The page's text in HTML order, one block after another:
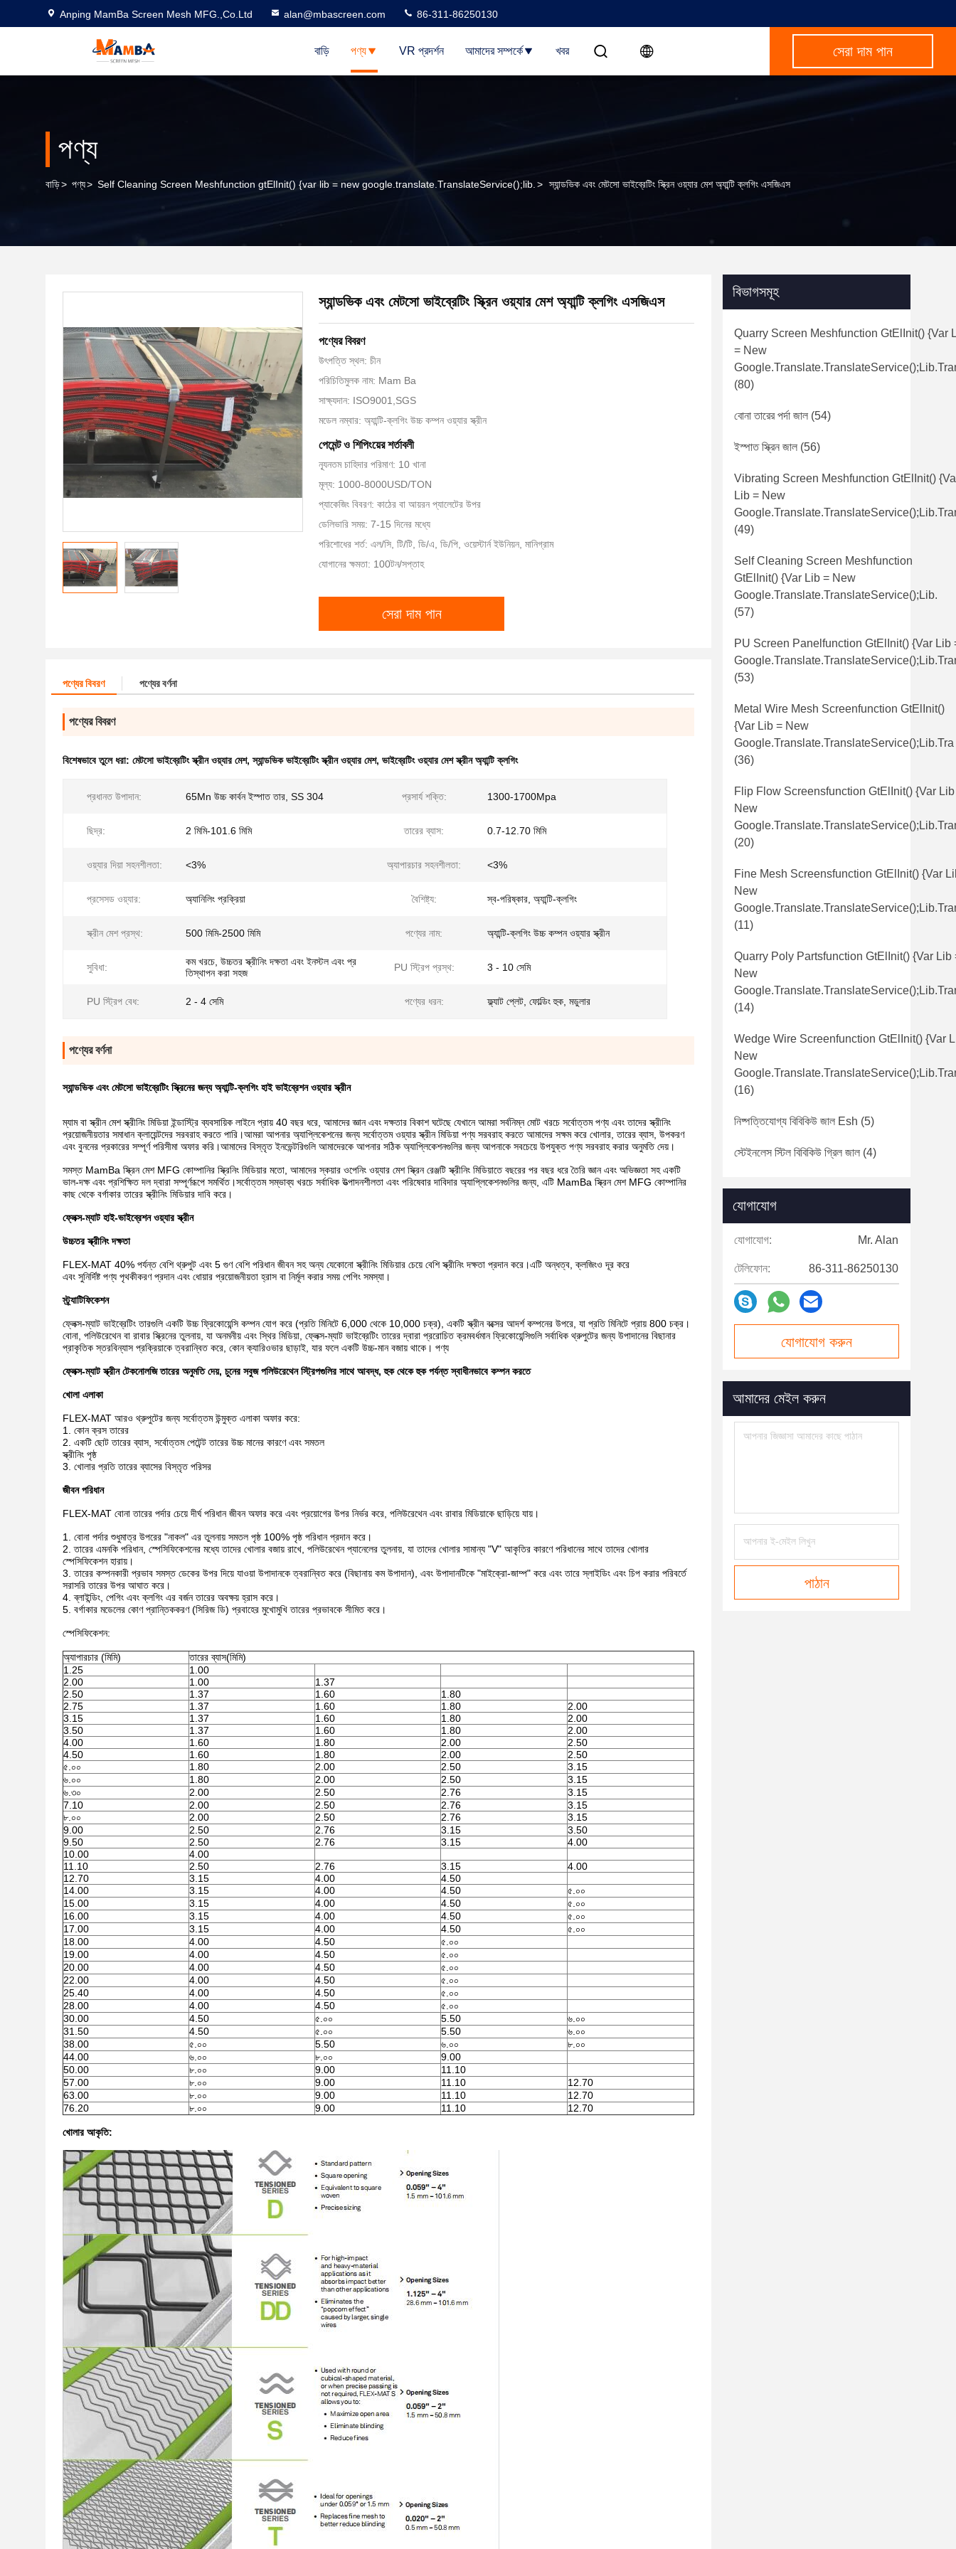
Anping MamBa Screen Mesh MFG.,Co.Ltd alan@mbascreen.com 86-311-86250130
বাড়ি পণ্য VR প্রদর্শন আমাদের সম্পর্কে খবর সেরা দাম পান
পণ্য
বাড়ি> পণ্য> Self Cleaning Screen Meshfunction gtElInit() {var lib = new google.translate.TranslateService();lib. > স্যান্ডভিক এবং মেটসো ভাইব্রেটিং স্ক্রিন ওয়্যার মেশ অ্যান্টি ক্লগিং এসজিএস
স্যান্ডভিক এবং মেটসো ভাইব্রেটিং স্ক্রিন ওয়্যার মেশ অ্যান্টি ক্লগিং এসজিএস
পণ্যের বিবরণ
উৎপত্তি স্থল: চীন
পরিচিতিমুলক নাম: Mam Ba
সাক্ষ্যদান: ISO9001,SGS
মডেল নম্বার: অ্যান্টি-ক্লগিং উচ্চ কম্পন ওয়্যার স্ক্রীন
পেমেন্ট ও শিপিংয়ের শর্তাবলী
ন্যূনতম চাহিদার পরিমাণ: 10 খানা
মূল্য: 1000-8000USD/TON
প্যাকেজিং বিবরণ: কাঠের বা আয়রন প্যালেটের উপর
ডেলিভারি সময়: 7-15 দিনের মধ্যে
পরিশোধের শর্ত: এল/সি, টি/টি, ডি/এ, ডি/পি, ওয়েস্টার্ন ইউনিয়ন, মানিগ্রাম
যোগানের ক্ষমতা: 100টন/সপ্তাহ
সেরা দাম পান
পণ্যের বিবরণ পণ্যের বর্ণনা
পণ্যের বিবরণ
বিশেষভাবে তুলে ধরা: মেটসো ভাইব্রেটিং স্ক্রীন ওয়্যার মেশ,স্যান্ডভিক ভাইব্রেটিং স্ক্রীন ওয়্যার মেশ, ভাইব্রেটিং ওয়্যার মেশ স্ক্রীন অ্যান্টি ক্লগিং
প্রধানত উপাদান: 65Mn উচ্চ কার্বন ইস্পাত তার, SS 304 প্রসার্য শক্তি: 1300-1700Mpa
ছিদ্র: 2 মিমি-101.6 মিমি তারের ব্যাস: 0.7-12.70 মিমি
ওয়্যার দিয়া সহনশীলতা: <3% অ্যাপারচার সহনশীলতা: <3%
প্রসেসড ওয়্যার: অ্যানিলিং প্রক্রিয়া বৈশিষ্ট্য: স্ব-পরিষ্কার, অ্যান্টি-ক্লগিং
স্ক্রীন মেশ প্রস্থ: 500 মিমি-2500 মিমি পণ্যের নাম: অ্যান্টি-ক্লগিং উচ্চ কম্পন ওয়্যার স্ক্রীন
সুবিধা:
কম খরচে, উচ্চতর স্ক্রীনিং দক্ষতা এবং ইনস্টল এবং প্র
তিস্থাপন করা সহজ
PU স্ট্রিপ প্রস্থ: 3 - 10 সেমি
PU স্ট্রিপ বেধ: 2 - 4 সেমি পণ্যের ধরন: ফ্ল্যাট প্লেট, ফোল্ডিং হুক, মডুলার
পণ্যের বর্ণনা
স্যান্ডভিক এবং মেটসো ভাইব্রেটিং স্ক্রিনের জন্য অ্যান্টি-ক্লগিং হাই ভাইব্রেশন ওয়্যার স্ক্রীন
ম্যাম বা স্ক্রীন মেশ স্ক্রীনিং মিডিয়া ইন্ডাস্ট্রি ব্যবসায়িক লাইনে প্রায় 40 বছর ধরে, আমাদের জ্ঞান এবং দক্ষতার বিকাশ ঘটেছে যেখানে আমরা সর্বনিম্ন মোট খরচে সর্বোত্তম পণ্য এবং তাদের স্ক্রীনিং
প্রয়োজনীয়তার সমাধান ক্লায়েন্টদের সরবরাহ করতে পারি।আমরা আপনার অ্যাপ্লিকেশনের জন্য সর্বোত্তম ওয়্যার স্ক্রীন মিডিয়া পণ্য সরবরাহ করতে আমাদের সক্ষম করে খোলার, তারের ব্যাস, উপকরণ
এবং বুননের প্রকারের সম্পূর্ণ পরিসীমা অফার করি।আমাদের বিস্তৃত ইনভেন্টরিগুলি আমাদেরকে আপনার সঠিক অ্যাপ্লিকেশনগুলির জন্য আপনাকে সবচেয়ে উপযুক্ত পণ্য সরবরাহ করার অনুমতি দেয়।
সমস্ত MamBa স্ক্রিন মেশ MFG কোম্পানির স্ক্রিনিং মিডিয়ার মতো, আমাদের স্কয়ার ওপেনিং ওয়্যার মেশ স্ক্রিন রেঞ্জটি স্ক্রীনিং মিডিয়াতে বছরের পর বছর ধরে তৈরি জ্ঞান এবং অভিজ্ঞতা সহ একটি
ভাল-দক্ষ এবং প্রশিক্ষিত দল দ্বারা সম্পূর্ণরূপে সমর্থিত।সর্বোত্তম সম্ভাব্য খরচে সর্বাধিক উত্পাদনশীলতা এবং পরিষেবার দাবিদার অ্যাপ্লিকেশনগুলির জন্য, এটি MamBa স্ক্রিন মেশ MFG কোম্পানির
কাছ থেকে বর্গাকার তারের স্ক্রীনিং মিডিয়ার দাবি করে।
ফ্লেক্স-ম্যাট হাই-ভাইব্রেশন ওয়্যার স্ক্রীন
উচ্চতর স্ক্রীনিং দক্ষতা
FLEX-MAT 40% পর্যন্ত বেশি থ্রুপুট এবং 5 গুণ বেশি পরিধান জীবন সহ অন্য যেকোনো স্ক্রীনিং মিডিয়ার চেয়ে বেশি স্ক্রীনিং দক্ষতা প্রদান করে।এটি অন্ধত্ব, ক্লজিংও দূর করে
এবং সুনির্দিষ্ট পণ্য পৃথকীকরণ প্রদান এবং ধোয়ার প্রয়োজনীয়তা হ্রাস বা নির্মূল করার সময় পেগিং সমস্যা।
স্ট্র্যাটিফিকেশন
ফ্লেক্স-ম্যাট ভাইব্রেটিং তারগুলি একটি উচ্চ ফ্রিকোয়েন্সি কম্পন যোগ করে (প্রতি মিনিটে 6,000 থেকে 10,000 চক্র), একটি স্ক্রীন বক্সের আদর্শ কম্পনের উপরে, যা প্রতি মিনিটে প্রায় 800 চক্র।
বোনা, পলিউরেথেন বা রাবার স্ক্রিনের তুলনায়, যা অনমনীয় এবং স্থির মিডিয়া, ফ্লেক্স-ম্যাট ভাইব্রেটিং তারের দ্বারা প্ররোচিত ক্রমবর্ধমান ফ্রিকোয়েন্সিগুলি সর্বাধিক থ্রুপুটের জন্য উপাদানের বিছানার
প্রাকৃতিক স্তরবিন্যাস প্রক্রিয়াকে ত্বরান্বিত করে, কোন ক্যারিওভার ছাড়াই, যার ফলে একটি উচ্চ-মান বজায় থাকে। পণ্য
ফ্লেক্স-ম্যাট স্ক্রীন টেকনোলজি তারের অনুমতি দেয়, চুনের সবুজ পলিউরেথেন স্ট্রিপগুলির সাথে আবদ্ধ, হুক থেকে হুক পর্যন্ত স্বাধীনভাবে কম্পন করতে
খোলা এলাকা
FLEX-MAT আরও থ্রুপুটের জন্য সর্বোত্তম উন্মুক্ত এলাকা অফার করে:
1. কোন ক্রস তারের
2. একটি ছোট তারের ব্যাস, সর্বোত্তম পেটেন্ট তারের উচ্চ মানের কারণে এবং সমতল
স্ক্রীনিং পৃষ্ঠ
3. খোলার প্রতি তারের ব্যাসের বিস্তৃত পরিসর
জীবন পরিধান
FLEX-MAT বোনা তারের পর্দার চেয়ে দীর্ঘ পরিধান জীবন অফার করে এবং প্রয়োগের উপর নির্ভর করে, পলিউরেথেন এবং রাবার মিডিয়াকে ছাড়িয়ে যায়।
1. বোনা পর্দার শুধুমাত্র উপরের "নাকল" এর তুলনায় সমতল পৃষ্ঠ 100% পৃষ্ঠ পরিধান প্রদান করে।
2. তারের এমনকি পরিধান, স্পেসিফিকেশনের মধ্যে তাদের খোলার বজায় রাখে, পলিউরেথেন প্যানেলের তুলনায়, যা তাদের খোলার সামান্য "V" আকৃতির কারণে পরিধানের সাথে তাদের খোলার
স্পেসিফিকেশন হারায়।
3. তারের কম্পনকারী প্রভাব সমস্ত ডেকের উপর দিয়ে যাওয়া উপাদানকে ত্বরান্বিত করে (বিছানায় কম উপাদান), এবং উপাদানটিকে "মাইক্রো-জাম্প" করে এবং তারে স্লাইডিং এবং চিপ করার পরিবর্তে
সরাসরি তারের উপর আঘাত করে।
4. ব্লাইন্ডিং, পেগিং এবং ক্লগিং এর বর্জন তারের অবক্ষয় হ্রাস করে।
5. বর্গাকার মডেলের কোণ প্রান্তিককরণ (সিরিজ ডি) প্রবাহের মুখোমুখি তারের প্রভাবকে সীমিত করে।
স্পেসিফিকেশন:
অ্যাপারচার (মিমি)
তারের ব্যাস(মিমি)
1.25
1.00
2.00
1.00
1.37
2.50
1.37 1.60
1.80
2.75
1.37 1.60 1.80
2.00
3.15
1.37 1.60 1.80
2.00
3.50
1.37 1.60 1.80
2.00
4.00
1.60 1.80 2.00
2.50
4.50
1.60 1.80 2.00
2.50
৫.০০
1.80 2.00 2.50
3.15
৬.০০
1.80 2.00 2.50
3.15
৬.৩০
2.00 2.50 2.76
3.15
7.10
2.00 2.50 2.76
3.15
৮.০০
2.00 2.50 2.76
3.15
9.00
2.50 2.76 3.15
3.50
9.50
2.50 2.76 3.15
4.00
10.00
4.00
11.10
2.50 2.76 3.15
4.00
12.70
3.15 4.00
4.50
14.00
3.15 4.00 4.50
৫.০০
15.00
3.15 4.00 4.50
৫.০০
16.00
3.15 4.00 4.50
৫.০০
17.00
3.15 4.00 4.50
৫.০০
18.00
4.00 4.50
৫.০০
19.00
4.00 4.50
৫.০০
20.00
4.00 4.50
৫.০০
22.00
4.00 4.50
৫.০০
25.40
4.00 4.50
৫.০০
28.00
4.00 4.50
৫.০০
30.00
4.50 ৫.০০ 5.50
৬.০০
31.50
4.50 ৫.০০ 5.50
৬.০০
38.00
৫.০০ 5.50 ৬.০০
৮.০০
44.00
৬.০০ ৮.০০
9.00
50.00
৮.০০ 9.00
11.10
57.00
৮.০০ 9.00 11.10
12.70
63.00
৮.০০ 9.00 11.10
12.70
76.20
৮.০০ 9.00 11.10 12.70
খোলার আকৃতি:
বিভাগসমূহ
Quarry Screen Meshfunction GtElInit() {var
= New
(80)
বোনা তারের পর্দা জাল (54)
ইস্পাত স্ক্রিন জাল (56)
Vibrating Screen Meshfunction GtElInit()
Lib = New
(49)
Self Cleaning Screen Meshfunction
GtElInit() {var Lib = New
Google.translate.TranslateService();lib.
(57)
PU Screen Panelfunction GtElInit() {var Lib
(53)
Metal Wire Mesh Screenfunction GtElInit()
{var Lib = New
Google.translate.TranslateService();lib.tra
(36)
Flip Flow Screensfunction GtElInit() {var
New
(20)
Fine Mesh Screensfunction GtElInit() {var
New
(11)
Quarry Poly Partsfunction GtElInit() {var Lib
New
(14)
Wedge Wire Screenfunction GtElInit() {var
New
(16)
নিষ্পত্তিযোগ্য বিবিকিউ জাল Esh (5)
স্টেইনলেস স্টিল বিবিকিউ গ্রিল জাল (4)
যোগাযোগ
যোগাযোগ: Mr. Alan
টেলিফোন: 86-311-86250130
যোগাযোগ করুন
আমাদের মেইল ​​করুন
পাঠান